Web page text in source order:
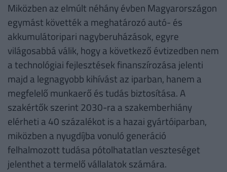
Miközben az elmúlt néhány évben Magyarországon
egymást követték a meghatározó autó- és
akkumulátoripari nagyberuházások, egyre
világosabbá válik, hogy a következő évtizedben nem
a technológiai fejlesztések finanszírozása jelenti
majd a legnagyobb kihívást az iparban, hanem a
megfelelő munkaerő és tudás biztosítása. A
szakértők szerint 2030-ra a szakemberhiány
elérheti a 40 százalékot is a hazai gyártóiparban,
miközben a nyugdíjba vonuló generáció
felhalmozott tudása pótolhatatlan veszteséget
jelenthet a termelő vállalatok számára.